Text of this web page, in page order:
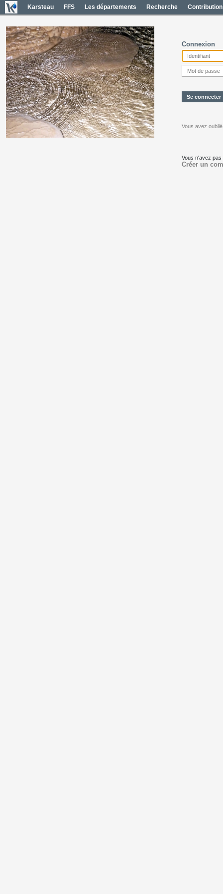
Karsteau FFS Les départements Recherche Contribution
Connexion
Vous avez
Vous n'avez
Créer un